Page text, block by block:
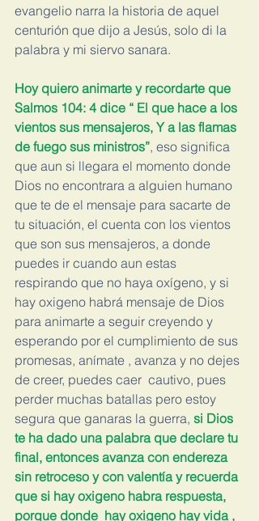
evangelio narra la historia de aquel
centurión que dijo a Jesús, solo di la
palabra y mi siervo sanara.
Hoy quiero animarte y recordarte que
Salmos 104: 4 dice “ El que hace a los
vientos sus mensajeros, Y a las flamas
de fuego sus ministros”, eso significa
que aun si llegara el momento donde
Dios no encontrara a alguien humano
que te de el mensaje para sacarte de
tu situación, el cuenta con los vientos
que son sus mensajeros, a donde
puedes ir cuando aun estas
respirando que no haya oxígeno, y si
hay oxigeno habrá mensaje de Dios
para animarte a seguir creyendo y
esperando por el cumplimiento de sus
promesas, anímate , avanza y no dejes
de creer, puedes caer  cautivo, pues
perder muchas batallas pero estoy
segura que ganaras la guerra, si Dios
te ha dado una palabra que declare tu
final, entonces avanza con endereza
sin retroceso y con valentía y recuerda
que si hay oxigeno habra respuesta,
porque donde  hay oxigeno hay vida ,